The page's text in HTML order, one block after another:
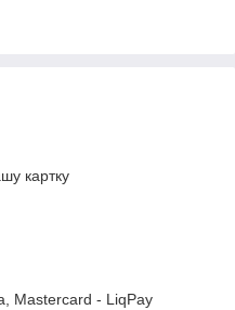
картку
Mastercard - LiqPay